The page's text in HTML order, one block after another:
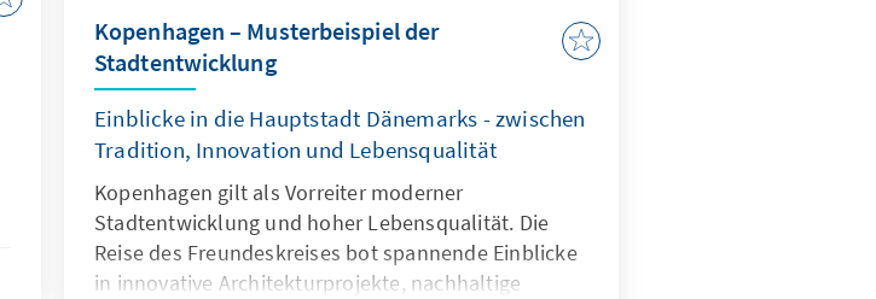
Kopenhagen – Musterbeispiel der
Stadtentwicklung
Einblicke in die Hauptstadt Dänemarks - zwischen
Tradition, Innovation und Lebensqualität
Kopenhagen gilt als Vorreiter moderner
Stadtentwicklung und hoher Lebensqualität. Die
Reise des Freundeskreises bot spannende Einblicke
in innovative Architekturprojekte, nachhaltige